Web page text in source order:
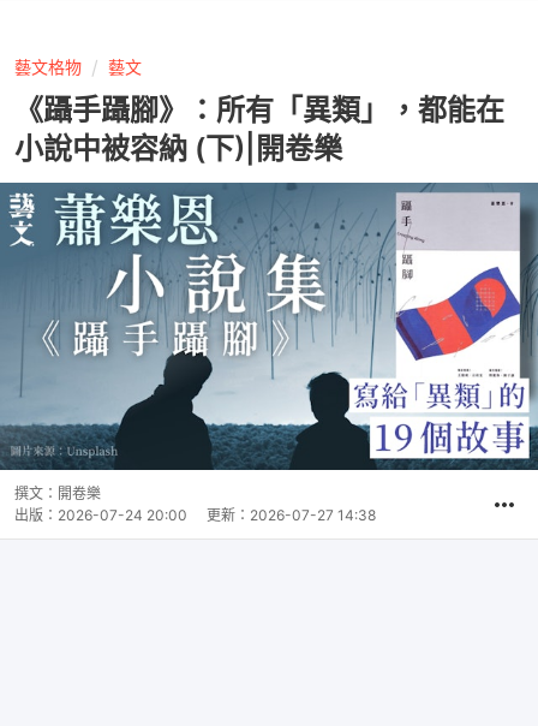
藝文格物 藝文
《躡手躡腳》：所有「異類」，都能在
小說中被容納 (下)|開卷樂
撰文： 開卷樂
出版： 2026-07-24 20:00 更新： 2026-07-27 14:38